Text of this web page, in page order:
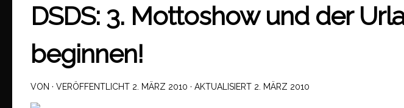
DSDS: 3. Mottoshow und der
beginnen!
VON · VERÖFFENTLICHT 2. MÄRZ 2010 · AKTUALISIERT 2. MÄRZ 2010